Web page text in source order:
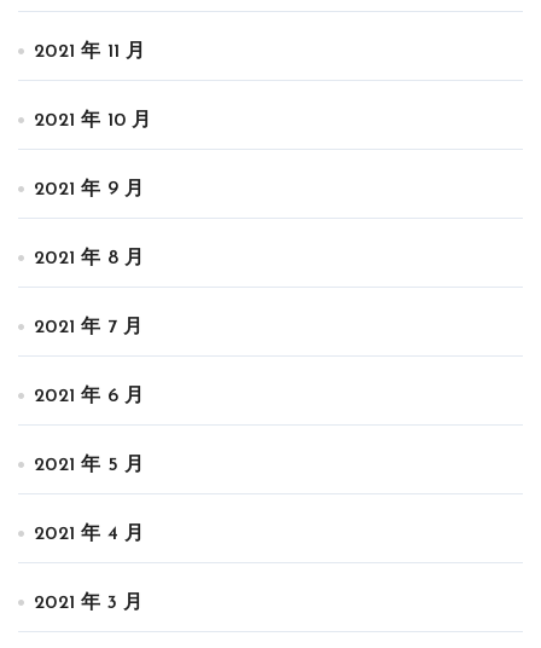
2021 年 11 月
2021 年 10 月
2021 年 9 月
2021 年 8 月
2021 年 7 月
2021 年 6 月
2021 年 5 月
2021 年 4 月
2021 年 3 月